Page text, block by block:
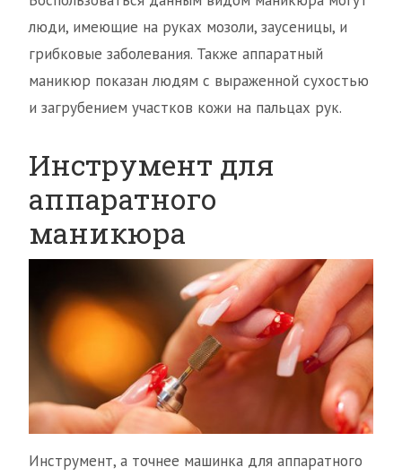
люди, имеющие на руках мозоли, заусеницы, и
грибковые заболевания. Также аппаратный
маникюр показан людям с выраженной сухостью
и загрубением участков кожи на пальцах рук.
Инструмент для
аппаратного
маникюра
Инструмент, а точнее машинка для аппаратного